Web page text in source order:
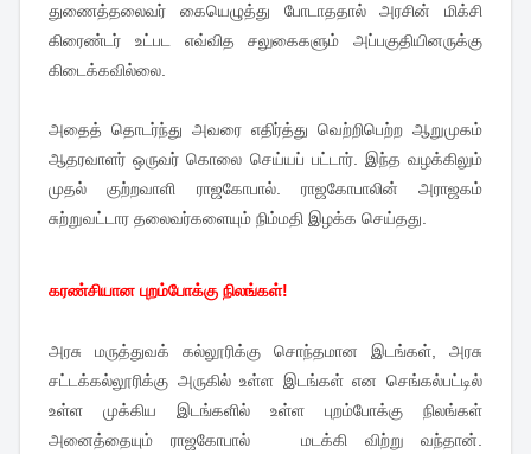
துணைத்தலைவர் கையெழுத்து போடாததால் அரசின் மிக்சி
கிரைண்டர் உட்பட எவ்வித சலுகைகளும் அப்பகுதியினருக்கு
கிடைக்கவில்லை.
அதைத் தொடர்ந்து அவரை எதிர்த்து வெற்றிபெற்ற ஆறுமுகம்
ஆதரவாளர் ஒருவர் கொலை செய்யப் பட்டார். இந்த வழக்கிலும்
முதல் குற்றவாளி ராஜகோபால். ராஜகோபாலின் அராஜகம்
சுற்றுவட்டார தலைவர்களையும் நிம்மதி இழக்க செய்தது.
கரண்சியான புறம்போக்கு நிலங்கள்!
அரசு மருத்துவக் கல்லூரிக்கு சொந்தமான இடங்கள், அரசு
சட்டக்கல்லூரிக்கு அருகில் உள்ள இடங்கள் என செங்கல்பட்டில்
உள்ள முக்கிய இடங்களில் உள்ள புறம்போக்கு நிலங்கள்
அனைத்தையும் ராஜகோபால் மடக்கி விற்று வந்தான்.